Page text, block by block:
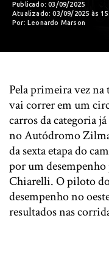
Publicado: 03/09/2025
Atualizado: 03/09/2025 às
Por: Leonardo Marson
Pela primeira vez na
vai correr em um
carros da categoria
no Autódromo
da sexta etapa do
por um
Chiarelli. O piloto
desempenho no
resultados nas